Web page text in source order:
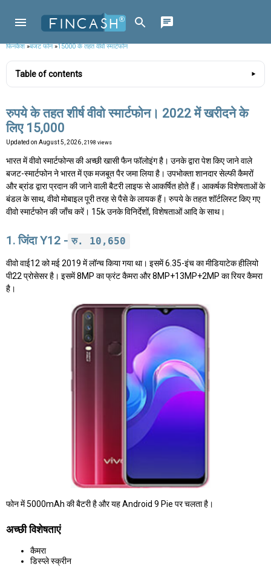
फिनकैश»बजट फोन»15000 के तहत वीवो स्मार्टफोन
Table of contents
रुपये के तहत शीर्ष वीवो स्मार्टफोन। 2022 में खरीदने के
लिए 15,000
Updated on August 5, 2026 , 2198 views
भारत में वीवो स्मार्टफोन्स की अच्छी खासी फैन फॉलोइंग है। उनके द्वारा पेश किए जाने वाले
बजट-स्मार्टफोन ने भारत में एक मजबूत पैर जमा लिया है। उपभोक्ता शानदार सेल्फी कैमरों
और ब्रांड द्वारा प्रदान की जाने वाली बैटरी लाइफ से आकर्षित होते हैं। आकर्षक विशेषताओं के
बंडल के साथ, वीवो मोबाइल पूरी तरह से पैसे के लायक हैं। रुपये के तहत शॉर्टलिस्ट किए गए
वीवो स्मार्टफोन की जाँच करें। 15k उनके विनिर्देशों, विशेषताओं आदि के साथ।
1. जिंदा Y12 - रु. 10,650
वीवो वाई12 को मई 2019 में लॉन्च किया गया था। इसमें 6.35-इंच का मीडियाटेक हीलियो
पी22 प्रोसेसर है। इसमें 8MP का फ्रंट कैमरा और 8MP+13MP+2MP का रियर कैमरा
है।
फोन में 5000mAh की बैटरी है और यह Android 9 Pie पर चलता है।
अच्छी विशेषताएं
कैमरा
डिस्प्ले स्क्रीन